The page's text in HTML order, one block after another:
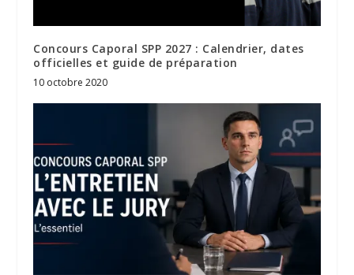
Concours Caporal SPP 2027 : Calendrier, dates
officielles et guide de préparation
10 octobre 2020